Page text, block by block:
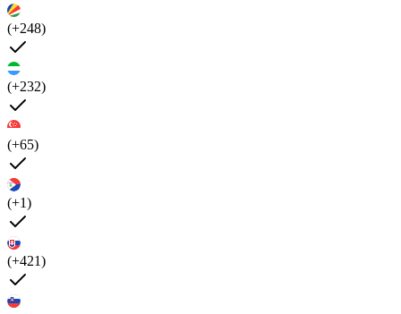
(+248)
(+232)
(+65)
(+1)
(+421)